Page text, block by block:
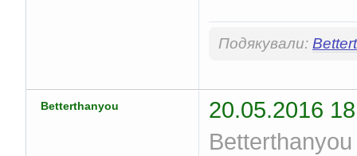
Подякували:
Betterthanyou
20.05.2016